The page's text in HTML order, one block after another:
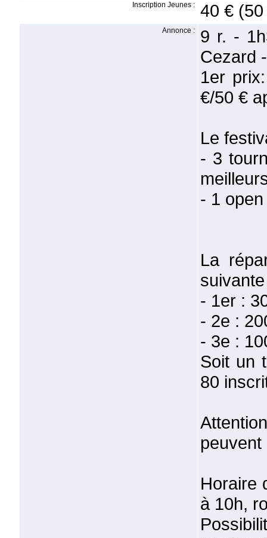
Inscription Jeunes : 40 €
Annonce :
9 r. -
Cezard
1er
€/50 €
Le
- 3
- 1
La
- 1er :
- 2e :
- 3e :
Soit un
80
Horaire
à 10h,